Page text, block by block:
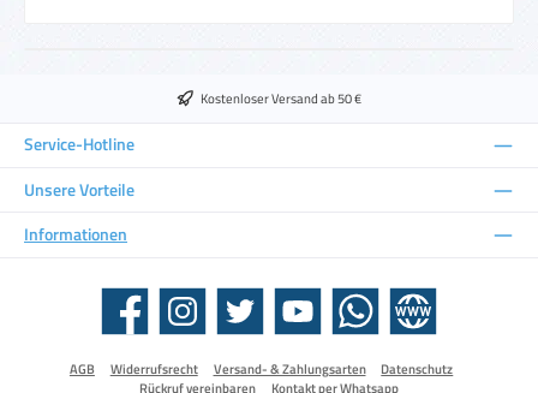
Kostenloser Versand ab 50 €
Service-Hotline
Unsere Vorteile
Informationen
Facebook Instagram Twitter YouTube WhatsApp Website
AGB Widerrufsrecht Versand- & Zahlungsarten
Datenschutz
Rückruf vereinbaren
Kontakt per Whatsapp